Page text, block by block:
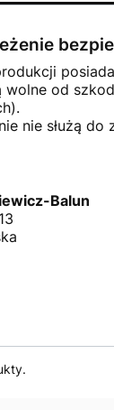
wolne od
nie służą do
Balun